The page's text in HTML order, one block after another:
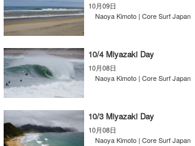
10月09日
Naoya Kimoto | Core Surf Japan
10/4 Miyazaki Day
10月08日
Naoya Kimoto | Core Surf Japan
10/3 Miyazaki Day
10月08日
Naoya Kimoto | Core Surf Japan
喜納海人
KID
KOBU
KY
MIN
mitz
OYZ